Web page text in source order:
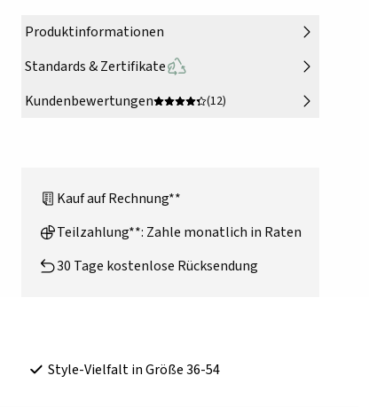
Produktinformationen
Standards & Zertifikate
Kundenbewertungen
(12)
Kauf auf Rechnung**
Teilzahlung**: Zahle monatlich in Raten
30 Tage kostenlose Rücksendung
Style-Vielfalt in Größe 36-54